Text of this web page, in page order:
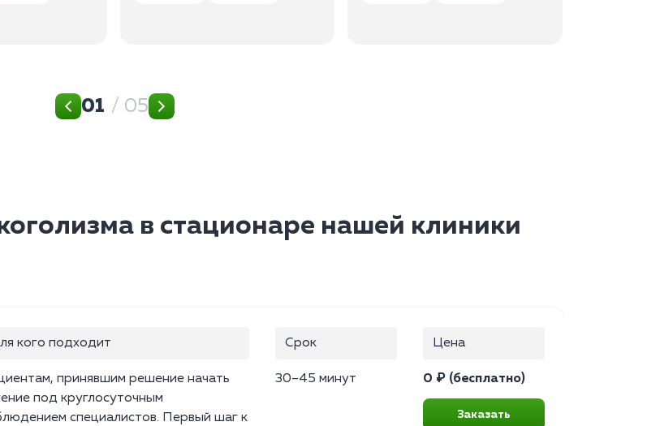
01 / 05
в стационаре нашей клиники
кого подходит
принявшим решение начать
под круглосуточным
специалистов. Первый шаг к
Срок
30–45 минут
Цена
0 ₽ (бесплатно)
Заказать